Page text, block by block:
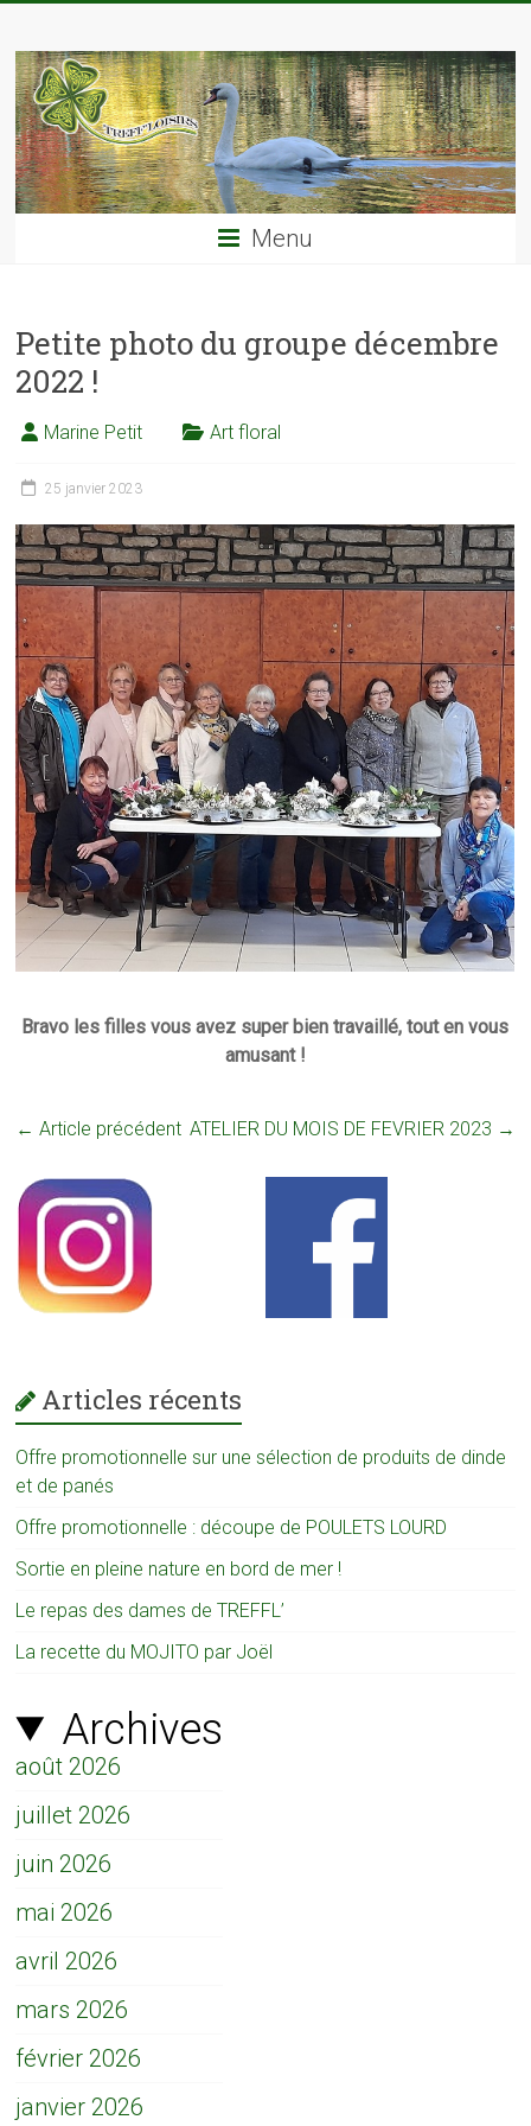
content
TREFF'LOISIRS
Menu
Petite photo du groupe décembre
2022 !
Marine Petit Art floral
25 janvier 2023
Bravo les filles vous avez super bien travaillé, tout en vous
amusant !
← Article précédent ATELIER DU MOIS DE FEVRIER 2023 →
Articles récents
Offre promotionnelle sur une sélection de produits de dinde
et de panés
Offre promotionnelle : découpe de POULETS LOURD
Sortie en pleine nature en bord de mer !
Le repas des dames de TREFFL’
La recette du MOJITO par Joël
Archives
août 2026
juillet 2026
juin 2026
mai 2026
avril 2026
mars 2026
février 2026
janvier 2026